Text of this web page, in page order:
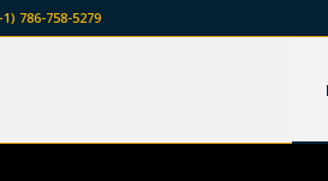
786-758-5279